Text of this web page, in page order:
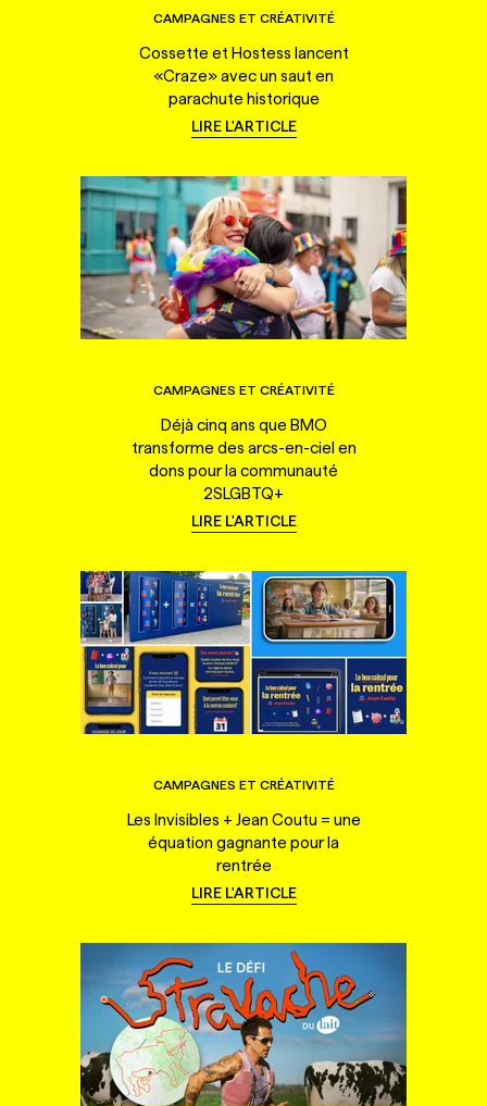
CAMPAGNES ET CRÉATIVITÉ
Cossette et Hostess lancent
«Craze» avec un saut en
parachute historique
LIRE L'ARTICLE
CAMPAGNES ET CRÉATIVITÉ
Déjà cinq ans que BMO
transforme des arcs-en-ciel en
dons pour la communauté
2SLGBTQ+
LIRE L'ARTICLE
CAMPAGNES ET CRÉATIVITÉ
Les Invisibles + Jean Coutu = une
équation gagnante pour la
rentrée
LIRE L'ARTICLE